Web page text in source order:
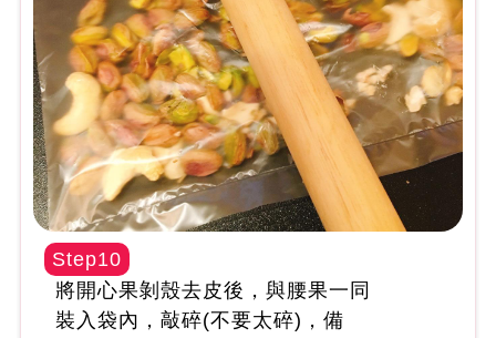
Step10
將開心果剝殼去皮後，與腰果一同
裝入袋內，敲碎(不要太碎)，備